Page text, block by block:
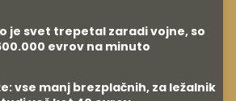
je svet trepetal zaradi vojne, so
evrov na minuto
vse manj brezplačnih, za ležalnik